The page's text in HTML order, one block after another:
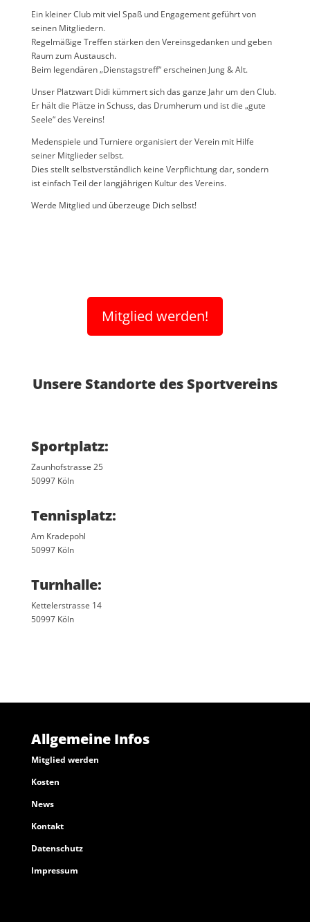
Ein kleiner Club mit viel Spaß und Engagement geführt von
seinen Mitgliedern.
Regelmäßige Treffen stärken den Vereinsgedanken und geben
Raum zum Austausch.
Beim legendären „Dienstagstreff“ erscheinen Jung & Alt.
Unser Platzwart Didi kümmert sich das ganze Jahr um den Club.
Er hält die Plätze in Schuss, das Drumherum und ist die „gute
Seele“ des Vereins!
Medenspiele und Turniere organisiert der Verein mit Hilfe
seiner Mitglieder selbst.
Dies stellt selbstverständlich keine Verpflichtung dar, sondern
ist einfach Teil der langjährigen Kultur des Vereins.
Werde Mitglied und überzeuge Dich selbst!
Mitglied werden!
Unsere Standorte des Sportvereins
Sportplatz:
Zaunhofstrasse 25
50997 Köln
Tennisplatz:
Am Kradepohl
50997 Köln
Turnhalle:
Kettelerstrasse 14
50997 Köln
Allgemeine Infos
Mitglied werden
Kosten
News
Kontakt
Datenschutz
Impressum